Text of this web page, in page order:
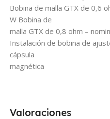
Bobina de malla GTX de 0,6
W Bobina de
malla GTX de 0,8 ohm –
Instalación de bobina de
cápsula
magnética
Valoraciones